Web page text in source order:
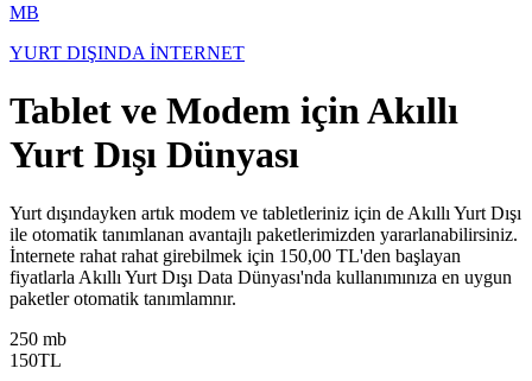
MB
YURT DIŞINDA İNTERNET
Tablet ve Modem için Akıllı
Yurt Dışı Dünyası
​​Yurt dışındayken artık modem ve tabletleriniz için de Akıllı Yurt Dışı
ile otomatik tanımlanan avantajlı paketlerimizden yararlanabilirsiniz.
İnternete rahat rahat girebilmek için 150,00 TL'den başlayan
fiyatlarla Akıllı Yurt Dışı Data Dünyası'nda kullanımınıza en uygun
paketler otomatik tanımlamnır.
250 mb
150TL